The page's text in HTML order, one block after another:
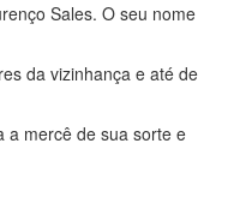
Sales. O seu nome
da vizinhança e até de
a mercê de sua sorte e